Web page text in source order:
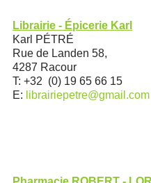
Librairie - Épicerie Karl
Karl PÉTRÉ
Rue de Landen 58,
4287 Racour​
T: +32  (0) 19 65 66 15
E: librairiepetre@gmail.com